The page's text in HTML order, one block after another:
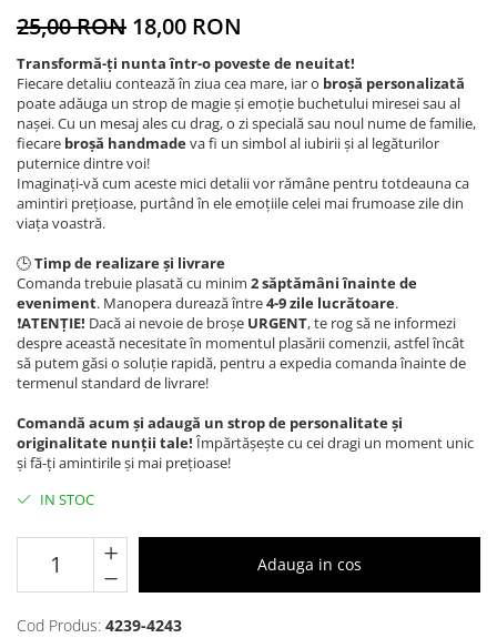
25,00 RON 18,00 RON
Transformă-ți nunta într-o poveste de neuitat!
Fiecare detaliu contează în ziua cea mare, iar o broșă personalizată
poate adăuga un strop de magie și emoție buchetului miresei sau al
nașei. Cu un mesaj ales cu drag, o zi specială sau noul nume de familie,
fiecare broșă handmadeva fi un simbol al iubirii și al legăturilor
puternice dintre voi!
Imaginați-vă cum aceste mici detalii vor rămâne pentru totdeauna ca
amintiri prețioase, purtând în ele emoțiile celei mai frumoase zile din
viața voastră.
🕒Timp de realizare și livrare
Comanda trebuie plasată cu minim 2 săptămâni înainte de
eveniment. Manopera durează între4-9zile lucrătoare.
❗️ATENȚIE! Dacă ai nevoie de broșe URGENT, te rog să ne informezi
despre această necesitate în momentul plasării comenzii, astfel încât
să putem găsi o soluție rapidă, pentru a expedia comanda înainte de
termenul standard de livrare!
Comandă acum și adaugă un strop de personalitate și
originalitate nunții tale! Împărtășește cu cei dragi un moment unic
și fă-ți amintirile și mai prețioase!
IN STOC
Adauga in cos
Cod Produs: 4239-4243